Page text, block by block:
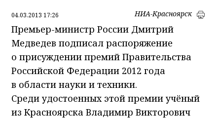
04.03.2013 17:26 НИА-Красноярск
Премьер-министр России Дмитрий
Медведев подписал распоряжение
о присуждении премий Правительства
Российской Федерации 2012 года
в области науки и техники.
Среди удостоенных этой премии учёный
из Красноярска Владимир Викторович